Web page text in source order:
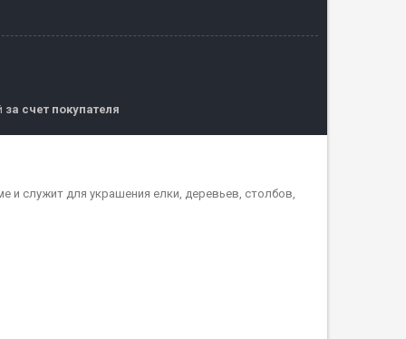
за счет покупателя
и служит для украшения елки, деревьев, столбов,